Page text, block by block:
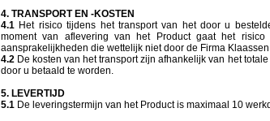
4. TRANSPORT EN -KOSTEN
4.1 Het risico tijdens het transport van het door u
moment van aflevering van het Product gaat het
aansprakelijkheden die wettelijk niet door de Firma
4.2 De kosten van het transport zijn afhankelijk van het
door u betaald te worden.
5. LEVERTIJD
5.1 De leveringstermijn van het Product is maximaal 10